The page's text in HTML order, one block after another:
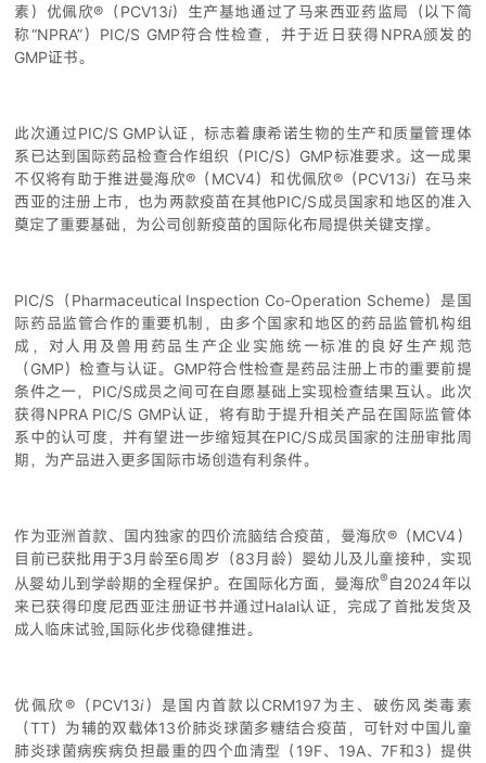
素）优佩欣®（PCV13i）生产基地通过了马来西亚药监局（以下简
称“NPRA”）PIC/S GMP符合性检查，并于近日获得NPRA颁发的
GMP证书。
此次通过PIC/S GMP认证，标志着康希诺生物的生产和质量管理体
系已达到国际药品检查合作组织（PIC/S）GMP标准要求。这一成果
不仅将有助于推进曼海欣®（MCV4）和优佩欣®（PCV13i）在马来
西亚的注册上市，也为两款疫苗在其他PIC/S成员国家和地区的准入
奠定了重要基础，为公司创新疫苗的国际化布局提供关键支撑。
PIC/S（Pharmaceutical Inspection Co-Operation Scheme）是国
际药品监管合作的重要机制，由多个国家和地区的药品监管机构组
成，对人用及兽用药品生产企业实施统一标准的良好生产规范
（GMP）检查与认证。GMP符合性检查是药品注册上市的重要前提
条件之一，PIC/S成员之间可在自愿基础上实现检查结果互认。此次
获得NPRA PIC/S GMP认证，将有助于提升相关产品在国际监管体
系中的认可度，并有望进一步缩短其在PIC/S成员国家的注册审批周
期，为产品进入更多国际市场创造有利条件。
作为亚洲首款、国内独家的四价流脑结合疫苗，曼海欣®（MCV4）
目前已获批用于3月龄至6周岁（83月龄）婴幼儿及儿童接种，实现
从婴幼儿到学龄期的全程保护。在国际化方面，曼海欣® 自2024年以
来已获得印度尼西亚注册证书并通过Halal认证，完成了首批发货及
成人临床试验,国际化步伐稳健推进。
优佩欣®（PCV13i）是国内首款以CRM197为主、破伤风类毒素
（TT）为辅的双载体13价肺炎球菌多糖结合疫苗，可针对中国儿童
肺炎球菌病疾病负担最重的四个血清型（19F、19A、7F和3）提供